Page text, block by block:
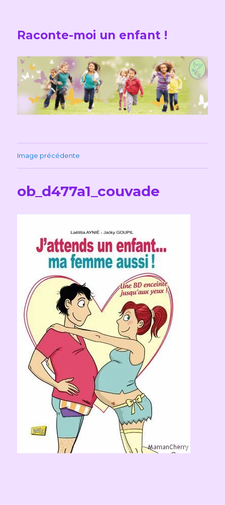
Raconte-moi un enfant !
Image précédente
ob_d477a1_couvade